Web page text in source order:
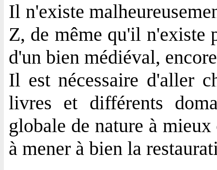
Il n'existe
Z, de même qu'il n'existe
d'un bien médiéval,
Il est nécessaire d'aller
livres et différents
globale de nature à
à mener à bien la